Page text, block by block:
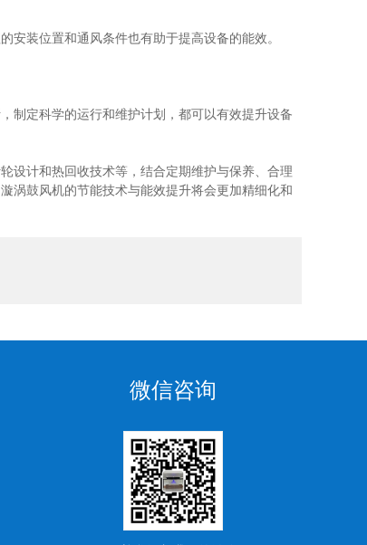
装位置和通风条件也有助于提高设备的能效。
定科学的运行和维护计划，都可以有效提升设备
设计和热回收技术等，结合定期维护与保养、合理
涡鼓风机的节能技术与能效提升将会更加精细化和
微信咨询